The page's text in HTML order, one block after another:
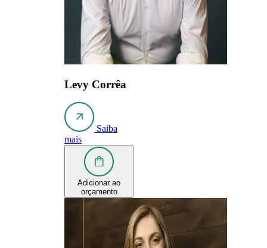
Levy Corrêa
Saiba
mais
Adicionar ao
orçamento